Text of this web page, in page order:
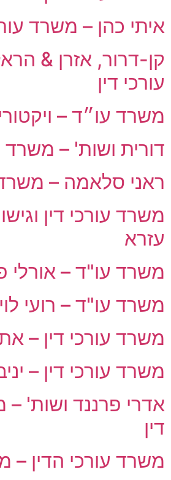
איתי כהן – משרד
קן-דרור, אזרן &
עורכי דין
משרד עו״ד –
דורית ושות' – משרד
ראני סלאמה – משרד
משרד עורכי דין
עזרא
משרד עו"ד – אורלי
משרד עו"ד – רועי לוי
משרד עורכי דין –
משרד עורכי דין –
אדרי פרננד ושות' –
דין
משרד עורכי הדין –